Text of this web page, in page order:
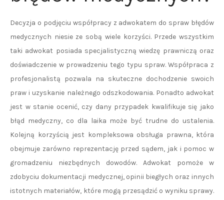
Decyzja o podjęciu współpracy z adwokatem do spraw błędów
medycznych niesie ze sobą wiele korzyści. Przede wszystkim
taki adwokat posiada specjalistyczną wiedzę prawniczą oraz
doświadczenie w prowadzeniu tego typu spraw. Współpraca z
profesjonalistą pozwala na skuteczne dochodzenie swoich
praw i uzyskanie należnego odszkodowania. Ponadto adwokat
jest w stanie ocenić, czy dany przypadek kwalifikuje się jako
błąd medyczny, co dla laika może być trudne do ustalenia.
Kolejną korzyścią jest kompleksowa obsługa prawna, która
obejmuje zarówno reprezentację przed sądem, jak i pomoc w
gromadzeniu niezbędnych dowodów. Adwokat pomoże w
zdobyciu dokumentacji medycznej, opinii biegłych oraz innych
istotnych materiałów, które mogą przesądzić o wyniku sprawy.